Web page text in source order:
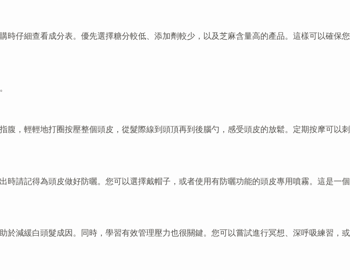
仔細查看成分表。優先選擇糖分較低、添加劑較少，以及芝麻含量高的產品。這樣可以確保您
，輕輕地打圈按壓整個頭皮，從髮際線到頭頂再到後腦勺，感受頭皮的放鬆。定期按摩可以刺
請記得為頭皮做好防曬。您可以選擇戴帽子，或者使用有防曬功能的頭皮專用噴霧。這是一個
減緩白頭髮成因。同時，學習有效管理壓力也很關鍵。您可以嘗試進行冥想、深呼吸練習，或